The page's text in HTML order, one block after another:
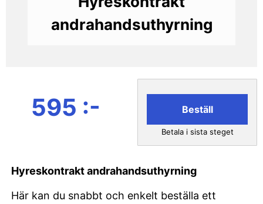
andrahandsuthyrning
595 :- Beställ
Betala i sista steget
Hyreskontrakt andrahandsuthyrning
Här kan du snabbt och enkelt beställa ett